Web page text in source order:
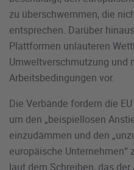
zu überschwemmen, die
entsprechen. Darüber
Plattformen unlauteren
Umweltverschmutzung und
Arbeitsbedingungen vor.
Die Verbände fordern die
um den „beispiellosen
einzudämmen und den
europäische Unternehmen“